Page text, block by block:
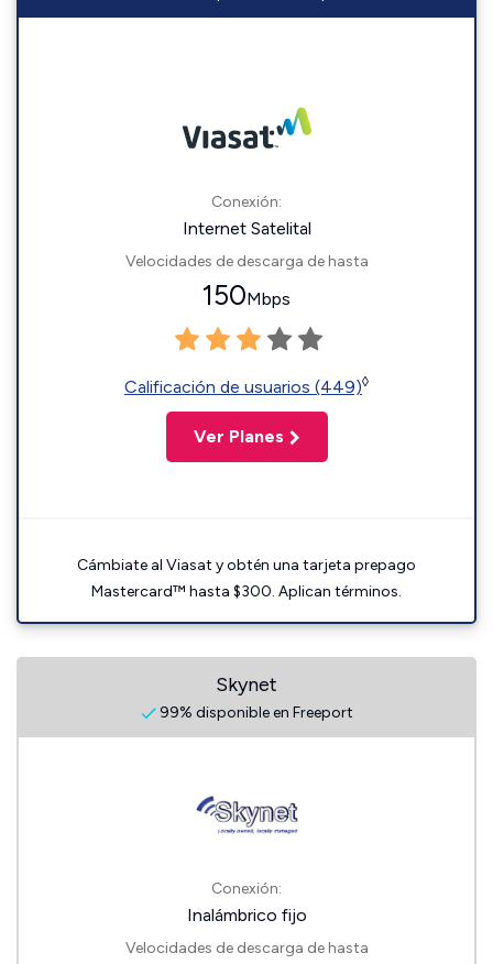
Conexión:
Internet Satelital
Velocidades de descarga de hasta
150Mbps
Calificación de usuarios (449)◊
Ver Planes
Cámbiate al Viasat y obtén una tarjeta prepago
Mastercard™ hasta $300. Aplican términos.
Skynet
99% disponible en Freeport
Conexión:
Inalámbrico fijo
Velocidades de descarga de hasta